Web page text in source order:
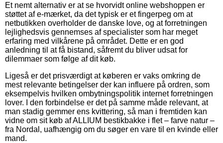
Et nemt alternativ er at se hvorvidt online webshoppen er
støttet af e-mærket, da det typisk er et fingerpeg om at
netbutikken overholder de danske love, og at forretningen
lejlighedsvis gennemses af specialister som har meget
erfaring med vilkårene på området. Dette er en god
anledning til at få bistand, såfremt du bliver udsat for
dilemmaer som følge af dit køb.
Ligeså er det prisværdigt at køberen er vaks omkring de
mest relevante betingelser der kan influere på ordren, som
eksempelvis hvilken ombytningspolitik internet forretningen
lover. I den forbindelse er det på samme måde relevant, at
man stadig gemmer ens kvittering, så man i fremtiden kan
vidne om sit køb af ALLIUM bestikbakke i flet – farve natur –
fra Nordal, uafhængig om du søger en vare til en kvinde eller
mand.